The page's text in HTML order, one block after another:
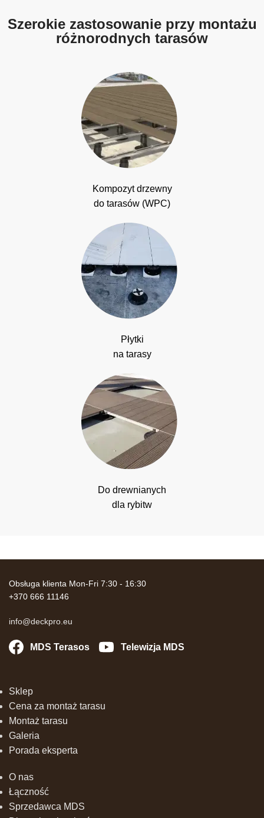
Szerokie zastosowanie przy montażu
różnorodnych tarasów
Kompozyt drzewny
do tarasów (WPC)
Płytki
na tarasy
Do drewnianych
dla rybitw
Obsługa klienta Mon-Fri 7:30 - 16:30
+370 666 11146
info@deckpro.eu
MDS Terasos Telewizja MDS
Sklep
Cena za montaż tarasu
Montaż tarasu
Galeria
Porada eksperta
O nas
Łączność
Sprzedawca MDS